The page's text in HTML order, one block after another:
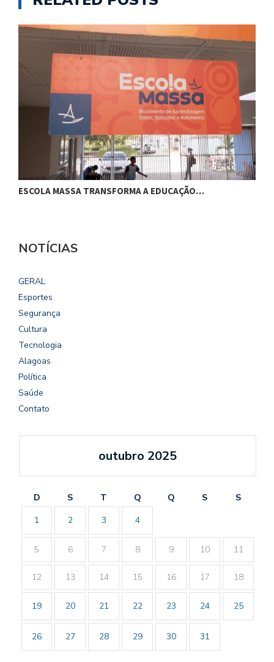
ESCOLA MASSA TRANSFORMA A EDUCAÇÃO…
NOTÍCIAS
GERAL
Esportes
Segurança
Cultura
Tecnologia
Alagoas
Política
Saúde
Contato
outubro 2025
D S T Q Q S
S
1
2 3 4
5 6 7 8 9 10 11
12 13 14 15 16 17 18
19 20 21 22 23 24 25
26 27 28 29 30 31